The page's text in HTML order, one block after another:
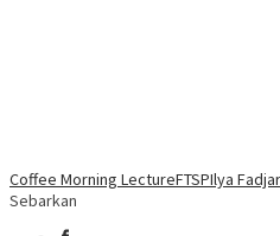
Coffee Morning LectureFTSPIlya
Sebarkan